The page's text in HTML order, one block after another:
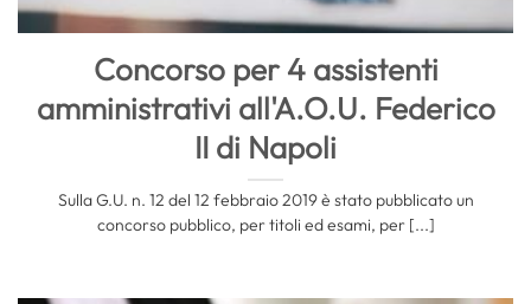
Concorso per 4 assistenti
amministrativi all'A.O.U. Federico
II di Napoli
Sulla G.U. n. 12 del 12 febbraio 2019 è stato pubblicato un
concorso pubblico, per titoli ed esami, per [...]